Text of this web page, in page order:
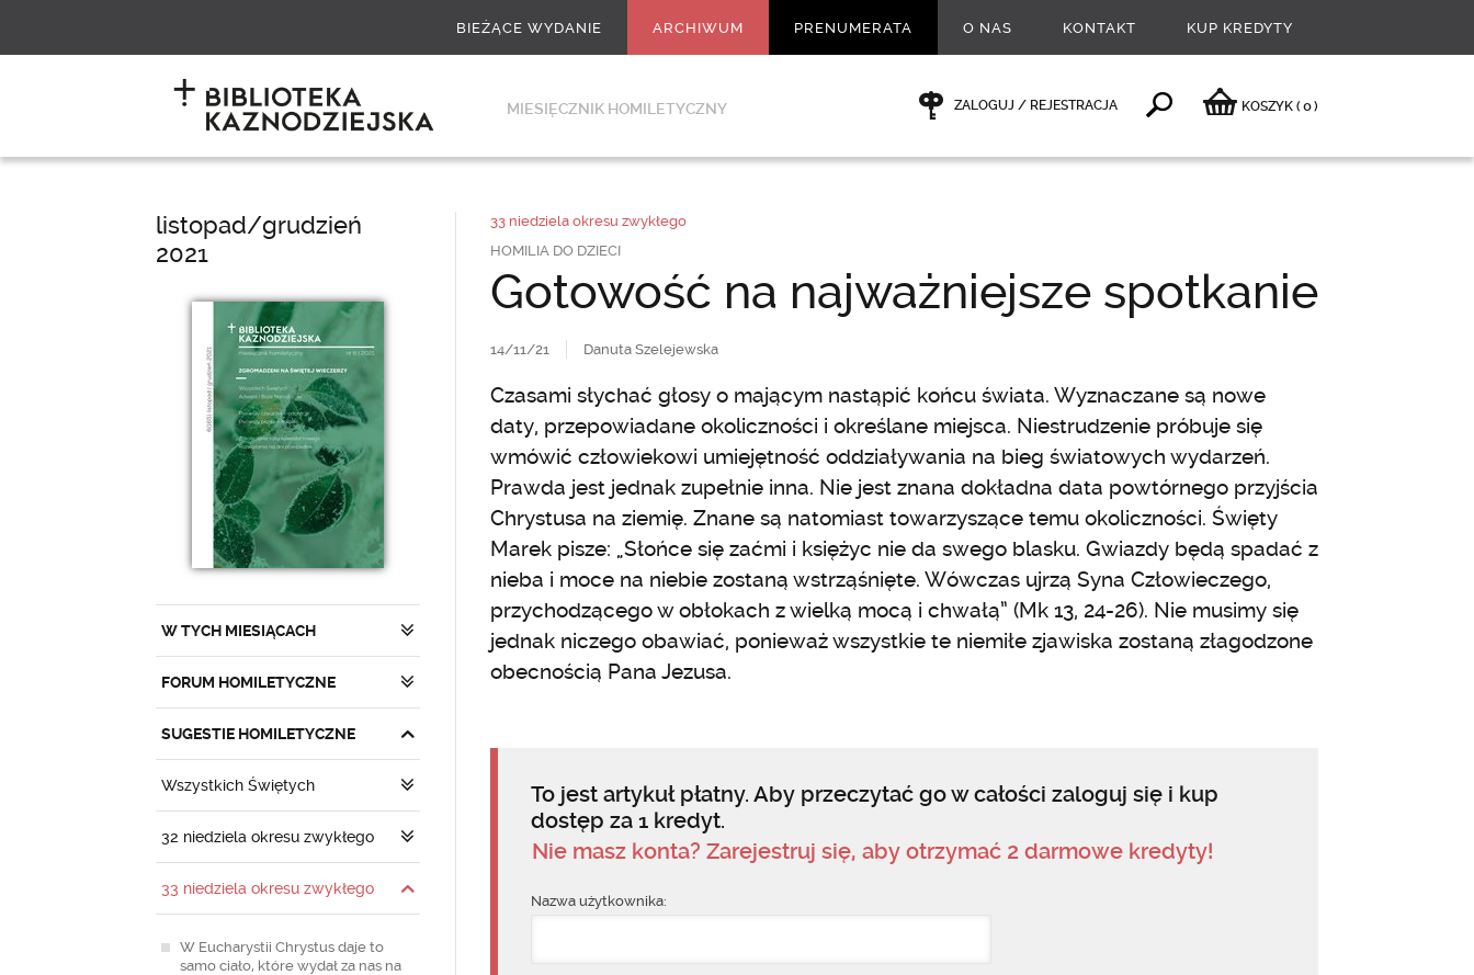
BIEŻĄCE WYDANIE ARCHIWUM PRENUMERATA O NAS KONTAKT KUP KREDYTY
MIESIĘCZNIK HOMILETYCZNY ZALOGUJ / REJESTRACJA KOSZYK ( 0)
listopad/grudzień
2021
W TYCH MIESIĄCACH
FORUM HOMILETYCZNE
SUGESTIE HOMILETYCZNE
Wszystkich Świętych
32 niedziela okresu zwykłego
33 niedziela okresu zwykłego
W Eucharystii Chrystus daje to
samo ciało, które wydał za nas na
33 niedziela okresu zwykłego
HOMILIA DO DZIECI
Gotowość na najważniejsze spotkanie
14/11/21 Danuta Szelejewska
Czasami słychać głosy o mającym nastąpić końcu świata. Wyznaczane są nowe
daty, przepowiadane okoliczności i określane miejsca. Niestrudzenie próbuje się
wmówić człowiekowi umiejętność oddziaływania na bieg światowych wydarzeń.
Prawda jest jednak zupełnie inna. Nie jest znana dokładna data powtórnego przyjścia
Chrystusa na ziemię. Znane są natomiast towarzyszące temu okoliczności. Święty
Marek pisze: „Słońce się zaćmi i księżyc nie da swego blasku. Gwiazdy będą spadać z
nieba i moce na niebie zostaną wstrząśnięte. Wówczas ujrzą Syna Człowieczego,
przychodzącego w obłokach z wielką mocą i chwałą” (Mk 13, 24-26). Nie musimy się
jednak niczego obawiać, ponieważ wszystkie te niemiłe zjawiska zostaną złagodzone
obecnością Pana Jezusa.
To jest artykuł płatny. Aby przeczytać go w całości zaloguj się i kup
dostęp za 1 kredyt.
Nie masz konta? Zarejestruj się, aby otrzymać 2 darmowe kredyty!
Nazwa użytkownika: